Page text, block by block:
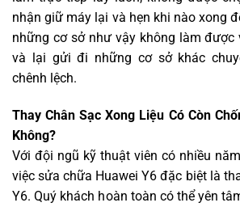
nhận giữ máy lại và hẹn khi nào xong
những cơ sở như vậy không làm được
và lại gửi đi những cơ sở khác
chênh lệch.
Thay Chân Sạc Xong Liệu Có Còn
Không?
Với đội ngũ kỹ thuật viên có nhiều
việc sửa chữa Huawei Y6 đặc biệt là
Y6. Quý khách hoàn toàn có thể yên